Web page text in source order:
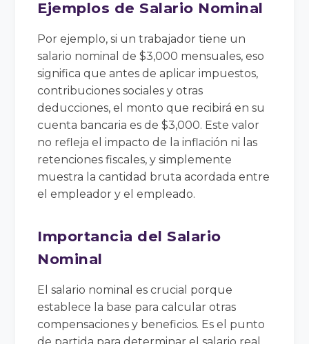
Ejemplos de Salario Nominal
Por ejemplo, si un trabajador tiene un
salario nominal de $3,000 mensuales, eso
significa que antes de aplicar impuestos,
contribuciones sociales y otras
deducciones, el monto que recibirá en su
cuenta bancaria es de $3,000. Este valor
no refleja el impacto de la inflación ni las
retenciones fiscales, y simplemente
muestra la cantidad bruta acordada entre
el empleador y el empleado.
Importancia del Salario
Nominal
El salario nominal es crucial porque
establece la base para calcular otras
compensaciones y beneficios. Es el punto